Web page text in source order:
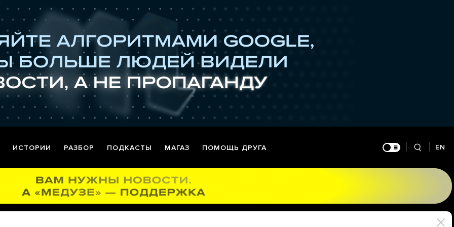
ИСТОРИИ РАЗБОР ПОДКАСТЫ МАГАЗ ПОМОЩЬ ДРУГА EN